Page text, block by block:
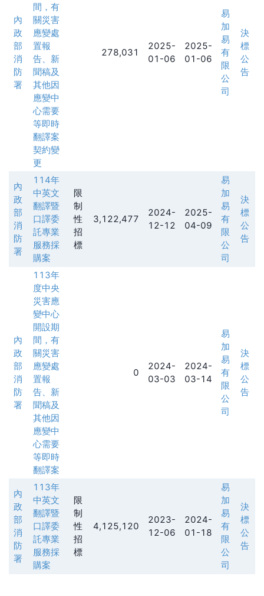
內
政
部
消
防
署
間，有
關災害
應變處
置報
告、新
聞稿及
其他因
應變中
心需要
等即時
翻譯案
契約變
更
278,031
2025-
01-06
2025-
01-06
易
加
易
有
限
公
司
決
標
公
告
內
政
部
消
防
署
114年
中英文
翻譯暨
口譯委
託專業
服務採
購案
限
制
性
招
標
3,122,477
2024-
12-12
2025-
04-09
易
加
易
有
限
公
司
決
標
公
告
內
政
部
消
防
署
113年
度中央
災害應
變中心
開設期
間，有
關災害
應變處
置報
告、新
聞稿及
其他因
應變中
心需要
等即時
翻譯案
0
2024-
03-03
2024-
03-14
易
加
易
有
限
公
司
決
標
公
告
內
政
部
消
防
署
113年
中英文
翻譯暨
口譯委
託專業
服務採
購案
限
制
性
招
標
4,125,120
2023-
12-06
2024-
01-18
易
加
易
有
限
公
司
決
標
公
告